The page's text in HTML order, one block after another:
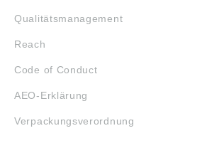
Qualitätsmanagement
Reach
Code of Conduct
AEO-Erklärung
Verpackungsverordnung